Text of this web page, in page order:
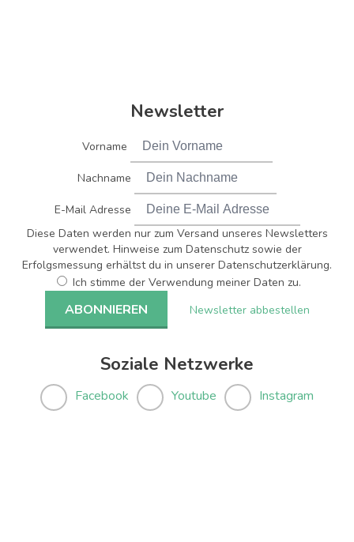
Newsletter
Vorname
Nachname
E-Mail Adresse
Diese Daten werden nur zum Versand unseres Newsletters
verwendet. Hinweise zum Datenschutz sowie der
Erfolgsmessung erhältst du in unserer Datenschutzerklärung.
Ich stimme der Verwendung meiner Daten zu.
Newsletter abbestellen
Soziale Netzwerke
Facebook Youtube Instagram